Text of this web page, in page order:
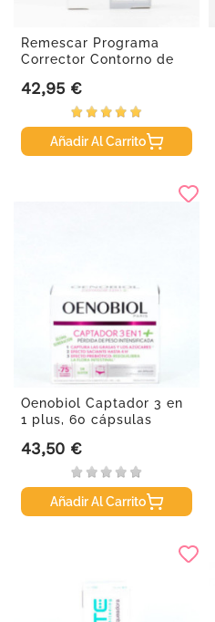
Remescar Programa
Corrector Contorno de
Precio
42,95 €
Añadir Al Carrito
Oenobiol Captador 3 en
1 plus, 60 cápsulas
Precio
43,50 €
Añadir Al Carrito